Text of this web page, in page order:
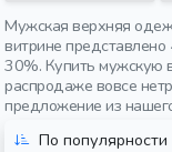
Мужская верхняя
витрине
30%. Купить мужскую
распродаже вовсе
предложение из
По популярности